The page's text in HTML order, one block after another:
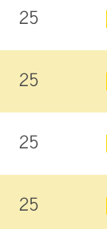
25
25
25
25